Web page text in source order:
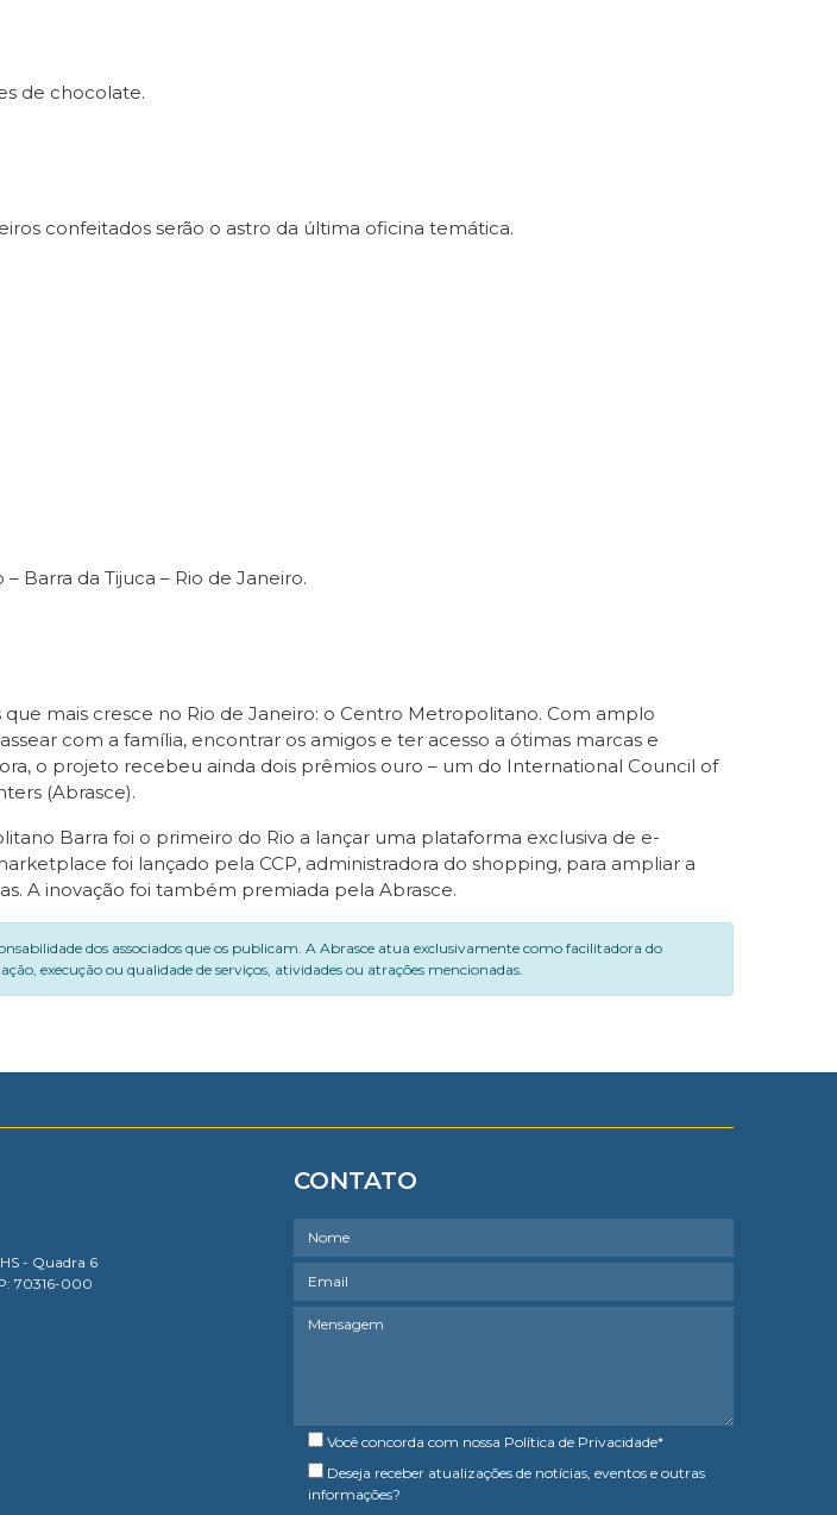
de chocolate.
confeitados serão o astro da última oficina temática.
Barra da Tijuca – Rio de Janeiro.
mais cresce no Rio de Janeiro: o Centro Metropolitano. Com amplo
com a família, encontrar os amigos e ter acesso a ótimas marcas e
o projeto recebeu ainda dois prêmios ouro – um do International Council of
(Abrasce).
Barra foi o primeiro do Rio a lançar uma plataforma exclusiva de e-
foi lançado pela CCP, administradora do shopping, para ampliar a
A inovação foi também premiada pela Abrasce.
dos associados que os publicam. A Abrasce atua exclusivamente como facilitadora do
execução ou qualidade de serviços, atividades ou atrações mencionadas.
- Quadra 6
70316-000
CONTATO
Você concorda com nossa Política de Privacidade*
Deseja receber atualizações de notícias, eventos e outras
informações?